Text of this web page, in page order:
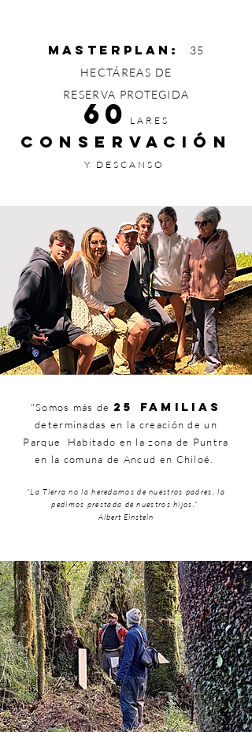
MASTERPLAN:
35
HECTÁREAS DE
RESERVA PROTEGIDA
60 LARES
CONSERVACIÓN
Y DESCANSO
"Somos más de 25 familias
determinadas en la creación de un
Parque Habitado en la zona de Puntra
en la comuna de Ancud en Chiloé.
“La Tierra no la heredamos de nuestros padres, la
pedimos prestada de nuestros hijos.”
Albert Einstein